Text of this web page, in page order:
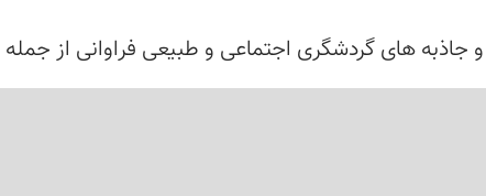
جاذبه های گردشگری اجتماعی و طبیعی فراوانی از